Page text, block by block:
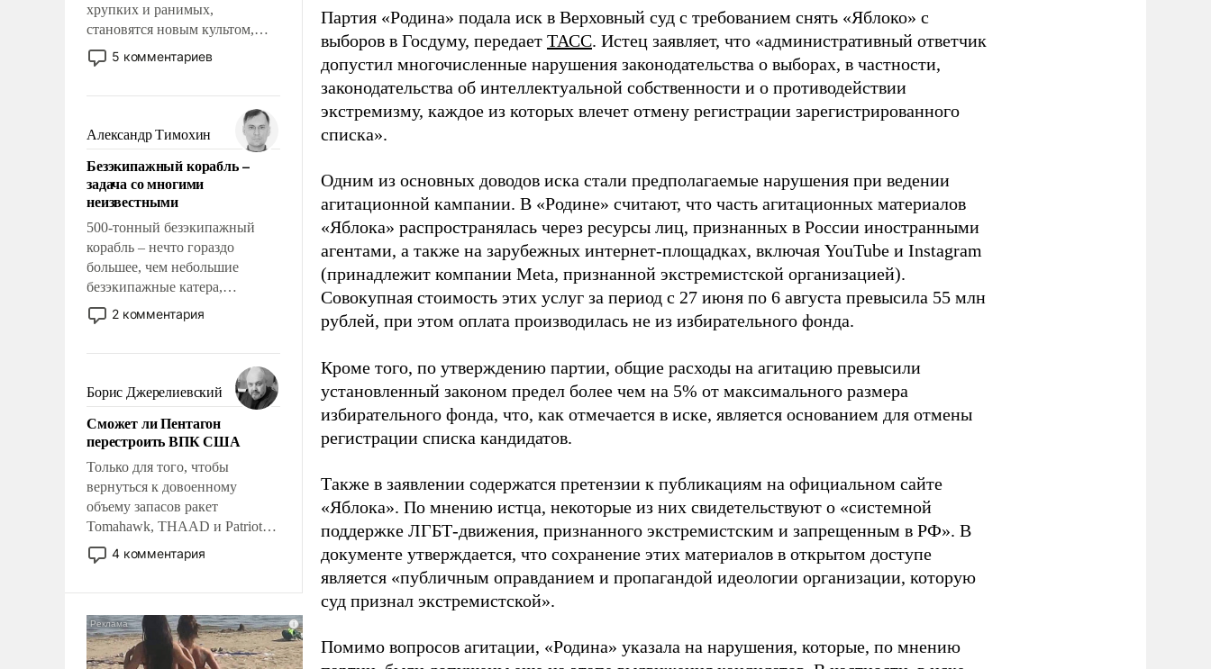
хрупких и ранимых,
становятся новым культом,
постепенно вытесняя и
отменяя традиционное
мужественным и твердым под
ударами судьбы, брать на себя
ответственность, помогать
слабым, идти вперед и
адаптироваться.
5 комментариев
Александр Тимохин
Безэкипажный корабль –
задача со многими
неизвестными
500-тонный безэкипажный
корабль – нечто гораздо
большее, чем небольшие
безэкипажные катера,
применение которых уже
стало обыденностью. Задача по
сложна и амбициозна. Однако
и ее реализация радикально
поднимет наши боевые
возможности.
2 комментария
Борис Джерелиевский
Сможет ли Пентагон
перестроить ВПК США
Только для того, чтобы
вернуться к довоенному
объему запасов ракет
Tomahawk, THAAD и Patriot
США потребуется более трех
лет. Даже небольшая война с
Сложившаяся ситуация
означает многолетний период
уязвимости США, например,
4 комментария
Партия «Родина» подала иск в Верховный суд с требованием снять «Яблоко» с
выборов в Госдуму, передает ТАСС. Истец заявляет, что «административный ответчик
допустил многочисленные нарушения законодательства о выборах, в частности,
законодательства об интеллектуальной собственности и о противодействии
экстремизму, каждое из которых влечет отмену регистрации зарегистрированного
списка».
Одним из основных доводов иска стали предполагаемые нарушения при ведении
агитационной кампании. В «Родине» считают, что часть агитационных материалов
«Яблока» распространялась через ресурсы лиц, признанных в России иностранными
агентами, а также на зарубежных интернет-площадках, включая YouTube и Instagram
(принадлежит компании Meta, признанной экстремистской организацией).
Совокупная стоимость этих услуг за период с 27 июня по 6 августа превысила 55 млн
рублей, при этом оплата производилась не из избирательного фонда.
Кроме того, по утверждению партии, общие расходы на агитацию превысили
установленный законом предел более чем на 5% от максимального размера
избирательного фонда, что, как отмечается в иске, является основанием для отмены
регистрации списка кандидатов.
Также в заявлении содержатся претензии к публикациям на официальном сайте
«Яблока». По мнению истца, некоторые из них свидетельствуют о «системной
поддержке ЛГБТ-движения, признанного экстремистским и запрещенным в РФ». В
документе утверждается, что сохранение этих материалов в открытом доступе
является «публичным оправданием и пропагандой идеологии организации, которую
суд признал экстремистской».
Помимо вопросов агитации, «Родина» указала на нарушения, которые, по мнению